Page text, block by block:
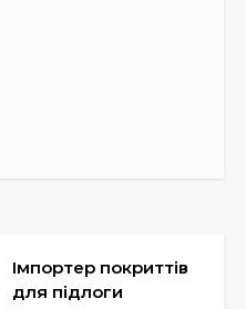
Імпортер покриттів
для підлоги